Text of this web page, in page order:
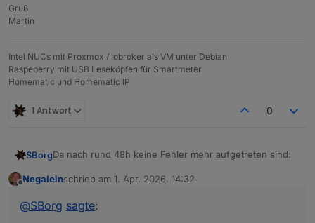
Gruß
Martin
Intel NUCs mit Proxmox / Iobroker als VM unter Debian
Raspeberry mit USB Leseköpfen für Smartmeter
Homematic und Homematic IP
1 Antwort 0
SBorgDa nach rund 48h keine Fehler mehr aufgetreten sind:
Neues Release des Wetterstation WLAN-Skriptes auf
~ Fix führende "0" bei Regen-Messwerten
Negaleinschrieb am 1. Apr. 2026, 14:32
zuletzt editiert von
@SBorg sagte: